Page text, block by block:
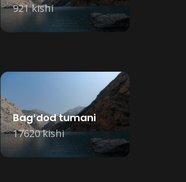
921 kishi
Bagʻdod tumani
17620 kishi